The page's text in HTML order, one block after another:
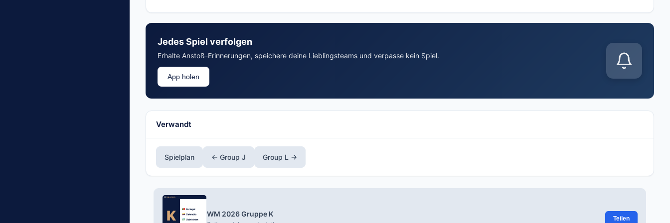
Jedes Spiel verfolgen
Erhalte Anstoß-Erinnerungen, speichere deine Lieblingsteams und verpasse kein Spiel.
App holen
Verwandt
Spielplan ← Group J Group L →
WM 2026 Gruppe K
Teilen